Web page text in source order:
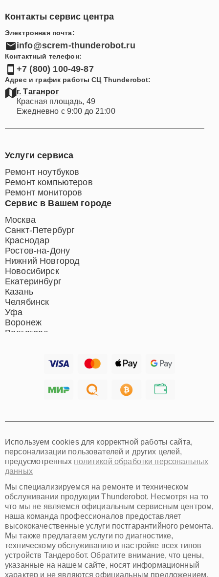
Контакты сервис центра
Электронная почта:
info@screm-thunderobot.ru
Контактный телефон:
+7 (800) 100-49-87
Адрес и график работы СЦ Thunderobot:
г. Таганрог
Красная площадь, 49
Ежедневно с 9:00 до 21:00
Сервис в Вашем городе
Москва
Санкт-Петербург
Краснодар
Ростов-на-Дону
Нижний Новгород
Новосибирск
Екатеринбург
Казань
Челябинск
Уфа
Воронеж
Волгоград
Хабаровск
Иркутск
Омск
Красноярск
Пермь
Ульяновск
Киров
Архангельск
Астрахань
Белгород
Благовещенск
Брянск
Владивосток
Владикавказ
Владимир
Услуги сервиса
Ремонт ноутбуков
Ремонт компьютеров
Ремонт мониторов
Используем cookies для корректной работы сайта,
персонализации пользователей и других целей,
предусмотренных политикой обработки персональных
данных
Мы специализируемся на ремонте и техническом
обслуживании продукции Thunderobot. Несмотря на то
что мы не являемся официальным сервисным центром,
наша команда профессионалов предоставляет
высококачественные услуги постгарантийного ремонта.
Мы также предлагаем услуги по диагностике,
техническому обслуживанию и настройке всех типов
устройств Тандеробот. Обратите внимание, что цены,
указанные на нашем сайте, носят информационный
характер и не являются официальным предложением.